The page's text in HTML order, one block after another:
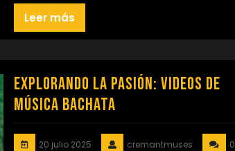
Leer más
Explorando la Pasión: Videos de
Música Bachata
20 julio 2025 cremantmuses
0